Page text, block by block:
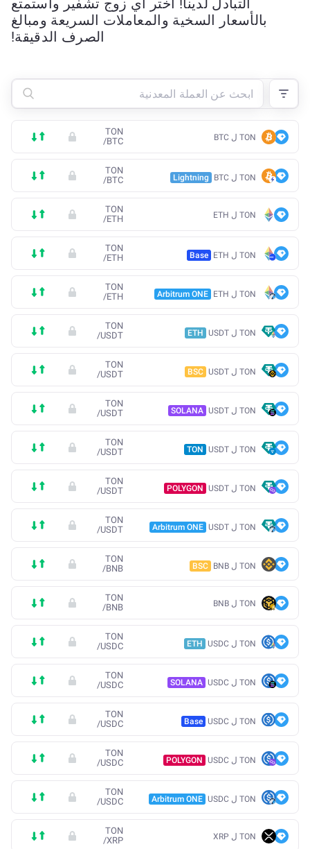
التبادل لدينا! اختر أي زوج تشفير واستمتع
بالأسعار السخية والمعاملات السريعة ومبالغ
الصرف الدقيقة!
TON ل BTC
TON
/BTC
TON ل BTC Lightning
TON
/BTC
TON ل ETH
TON
/ETH
TON ل ETH Base
TON
/ETH
TON ل ETH Arbitrum ONE
TON
/ETH
TON ل USDT ETH
TON
/USDT
TON ل USDT BSC
TON
/USDT
TON ل USDT SOLANA
TON
/USDT
TON ل USDT TON
TON
/USDT
TON ل USDT POLYGON
TON
/USDT
TON ل USDT Arbitrum ONE
TON
/USDT
TON ل BNB BSC
TON
/BNB
TON ل BNB
TON
/BNB
TON ل USDC ETH
TON
/USDC
TON ل USDC SOLANA
TON
/USDC
TON ل USDC Base
TON
/USDC
TON ل USDC POLYGON
TON
/USDC
TON ل USDC Arbitrum ONE
TON
/USDC
TON ل XRP
TON
/XRP